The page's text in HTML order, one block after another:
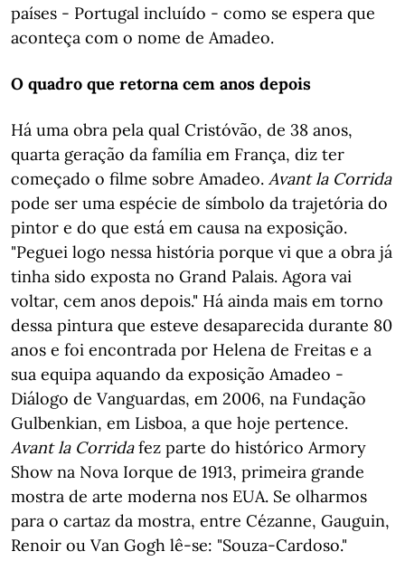
países - Portugal incluído - como se espera que
aconteça com o nome de Amadeo.
O quadro que retorna cem anos depois
Há uma obra pela qual Cristóvão, de 38 anos,
quarta geração da família em França, diz ter
começado o filme sobre Amadeo. Avant la Corrida
pode ser uma espécie de símbolo da trajetória do
pintor e do que está em causa na exposição.
"Peguei logo nessa história porque vi que a obra já
tinha sido exposta no Grand Palais. Agora vai
voltar, cem anos depois." Há ainda mais em torno
dessa pintura que esteve desaparecida durante 80
anos e foi encontrada por Helena de Freitas e a
sua equipa aquando da exposição Amadeo -
Diálogo de Vanguardas, em 2006, na Fundação
Gulbenkian, em Lisboa, a que hoje pertence.
Avant la Corridafez parte do histórico Armory
Show na Nova Iorque de 1913, primeira grande
mostra de arte moderna nos EUA. Se olharmos
para o cartaz da mostra, entre Cézanne, Gauguin,
Renoir ou Van Gogh lê-se: "Souza-Cardoso."